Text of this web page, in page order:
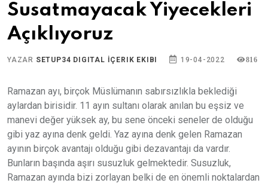
Susatmayacak Yiyecekleri
Açıklıyoruz
YAZAR SETUP34 DIGITAL İÇERIK EKIBI 19-04-2022 816
Ramazan ayı, birçok Müslümanın sabırsızlıkla beklediği
aylardan birisidir. 11 ayın sultanı olarak anılan bu eşsiz ve
manevi değer yüksek ay, bu sene önceki seneler de olduğu
gibi yaz ayına denk geldi. Yaz ayına denk gelen Ramazan
ayının birçok avantajı olduğu gibi dezavantajı da vardır.
Bunların başında aşırı susuzluk gelmektedir. Susuzluk,
Ramazan ayında bizi zorlayan belki de en önemli noktalardan